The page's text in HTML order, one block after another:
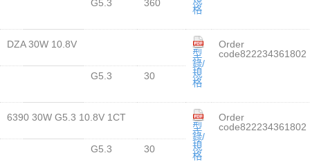
格
G5.3
360
DZA 30W 10.8V
型
錄/
規
格
Order
code822234361802
G5.3
30
6390 30W G5.3 10.8V 1CT
型
錄/
規
格
Order
code822234361802
G5.3
30